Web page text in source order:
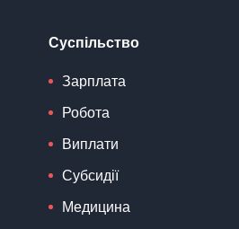
Суспільство
Зарплата
Робота
Виплати
Субсидії
Медицина